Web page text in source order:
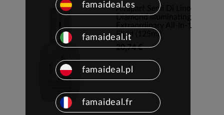
Alfaparf Semi Di Lino
Diamond Illuminating
Fluid (125ml)
20,74 €
famaideal.es
famaideal.it
famaideal.pl
famaideal.fr